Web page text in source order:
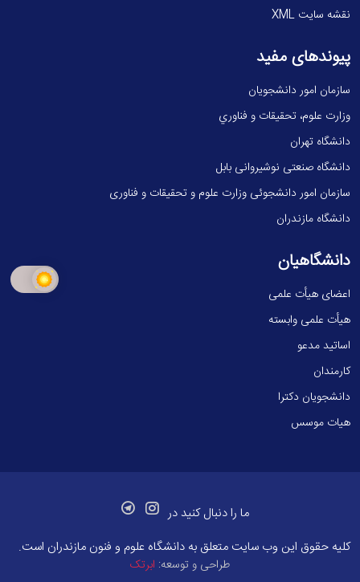
نقشه سایت XML
پیوندهای مفید
سازمان امور دانشجویان
وزارت علوم، تحقيقات و فناوري
دانشگاه تهران
دانشگاه صنعتی نوشیروانی بابل
سازمان امور دانشجوئی وزارت علوم و تحقیقات و فناوری
دانشگاه مازندران
دانشگاهیان
اعضای هیأت علمی
هیأت علمی وابسته
اساتید مدعو
کارمندان
دانشجویان دکترا
هیات موسس
ما را دنبال کنید در
کلیه حقوق این وب سایت متعلق به دانشگاه علوم و فنون مازندران است.
طراحی و توسعه: ابرتک